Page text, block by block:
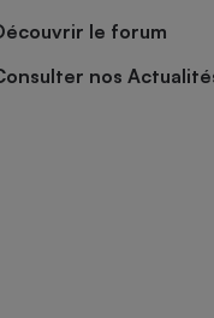
le forum
nos